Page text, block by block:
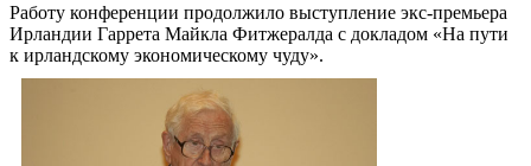
Работу конференции продолжило выступление экс-премьера
Ирландии Гаррета Майкла Фитжералда с докладом «На пути
к ирландскому экономическому чуду».